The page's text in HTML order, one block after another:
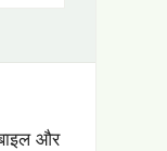
और